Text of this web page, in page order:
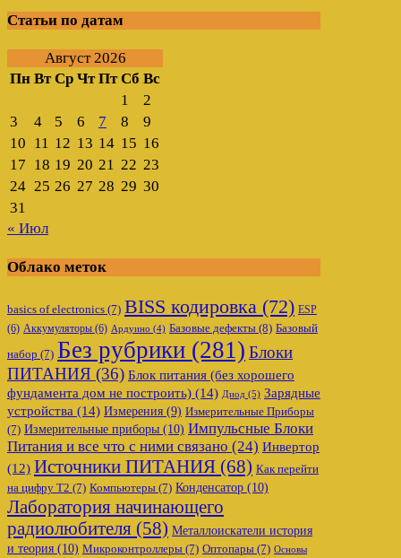
Статьи по датам
Август 2026
Пн Вт Ср Чт Пт Сб Вс
1
2
3
4 5 6 7 8
9
10 11 12 13 14 15 16
17 18 19 20 21 22 23
24 25 26 27 28 29 30
31
« Июл
Облако меток
basics of electronics (7) BISS кодировка (72) ESP
(6) Аккумуляторы (6) Ардуино (4) Базовые дефекты (8) Базовый
набор (7) Без рубрики (281) Блоки
ПИТАНИЯ (36) Блок питания (без хорошего
фундамента дом не построить) (14) Диод (5) Зарядные
устройства (14) Измерения (9) Измерительные Приборы
(7) Измерительные приборы (10) Импульсные Блоки
Питания и все что с ними связано (24) Инвертор
(12) Источники ПИТАНИЯ (68) Как перейти
на цифру Т2 (7) Компьютеры (7) Конденсатор (10)
Лаборатория начинающего
радиолюбителя (58) Металлоискатели история
и теория (10) Микроконтроллеры (7) Оптопары (7) Основы